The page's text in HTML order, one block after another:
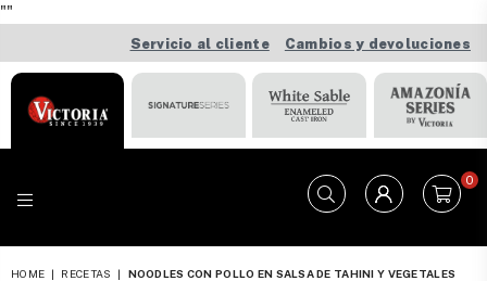
""
Servicio al cliente Cambios y devoluciones
0
HOME | RECETAS | NOODLES CON POLLO EN SALSA DE TAHINI Y VEGETALES